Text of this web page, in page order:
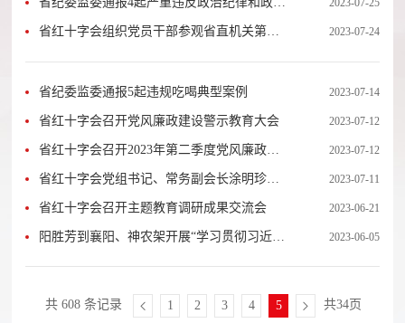
规矩典型案例
2023-07-25
省红十字会组织党员干部参观省直机关第九
届“清风颂”廉政书画展
2023-07-24
省纪委监委通报5起违规吃喝典型案例 2023-07-14
省红十字会召开党风廉政建设警示教育大会 2023-07-12
省红十字会召开2023年第二季度党风廉政建
设工作联席会议
2023-07-12
省红十字会党组书记、常务副会长涂明珍讲
授主题教育专题党课
2023-07-11
省红十字会召开主题教育调研成果交流会 2023-06-21
阳胜芳到襄阳、神农架开展“学习贯彻习近平
新时代中国特色社会主义思想”主题教育调研
2023-06-05
共 608 条记录 1 2 3 4 5 共34页